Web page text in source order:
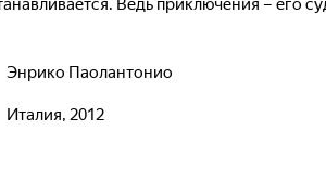
Ведь приключения – его
Энрико Паолантонио
Италия, 2012